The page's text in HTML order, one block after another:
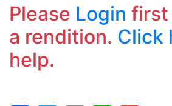
Please Login first
a rendition. Click
help.